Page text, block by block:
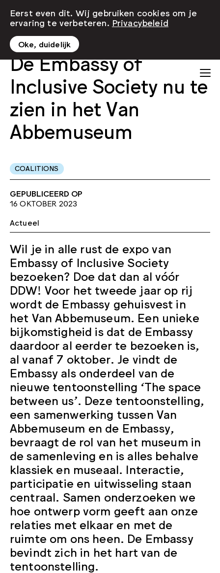
De Embassy of
Inclusive Society nu te
zien in het Van
Abbemuseum
COALITIONS
GEPUBLICEERD OP
16 OKTOBER 2023
Actueel
Wil je in alle rust de expo van
Embassy of Inclusive Society
bezoeken? Doe dat dan al vóór
DDW! Voor het tweede jaar op rij
wordt de Embassy gehuisvest in
het Van Abbemuseum. Een unieke
bijkomstigheid is dat de Embassy
daardoor al eerder te bezoeken is,
al vanaf 7 oktober. Je vindt de
Embassy als onderdeel van de
nieuwe tentoonstelling ‘The space
between us’. Deze tentoonstelling,
een samenwerking tussen Van
Abbemuseum en de Embassy,
bevraagt de rol van het museum in
de samenleving en is alles behalve
klassiek en museaal. Interactie,
participatie en uitwisseling staan
centraal. Samen onderzoeken we
hoe ontwerp vorm geeft aan onze
relaties met elkaar en met de
ruimte om ons heen. De Embassy
bevindt zich in het hart van de
tentoonstelling.
Eerst even dit. Wij gebruiken cookies om je
ervaring te verbeteren. Privacybeleid
Oke, duidelijk